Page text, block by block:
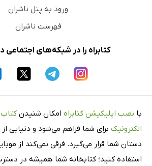
ورود به پنل ناشران
فهرست ناشران
کتابراه را در شبکه‌های اجتماعی
با نصب اپلیکیشن کتابراه امکان شنیدن
الکترونیک برای شما فراهم می‌شود و دنیایی از
دستان شما قرار می‌گیرد. فرقی نمی‌کند از
استفاده کنید؛ کتابخانه شما همیشه در